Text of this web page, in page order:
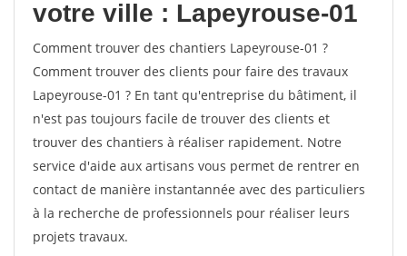
votre ville : Lapeyrouse-01
Comment trouver des chantiers Lapeyrouse-01 ?
Comment trouver des clients pour faire des travaux
Lapeyrouse-01 ? En tant qu'entreprise du bâtiment, il
n'est pas toujours facile de trouver des clients et
trouver des chantiers à réaliser rapidement. Notre
service d'aide aux artisans vous permet de rentrer en
contact de manière instantannée avec des particuliers
à la recherche de professionnels pour réaliser leurs
projets travaux.